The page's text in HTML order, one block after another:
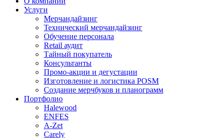
Услуги
Мерчандайзинг
Технический мерчандайзинг
Обучение персонала
Retail аудит
Тайный покупатель
Консультанты
Промо-акции и дегустации
Изготовление и логистика POSM
Создание мерчбуков и планограмм
Портфолио
Halewood
ENFES
A-Zet
Carely